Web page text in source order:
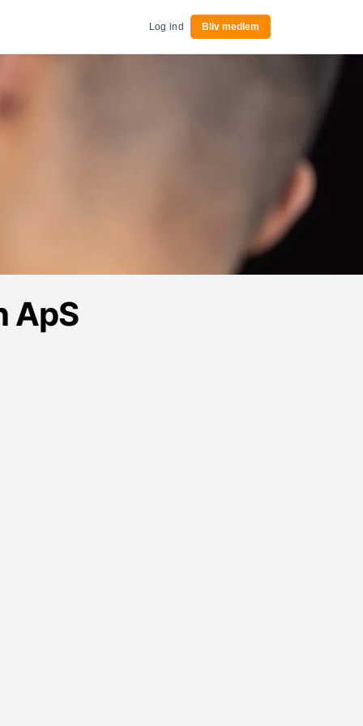
Log ind Bliv medlem
ApS